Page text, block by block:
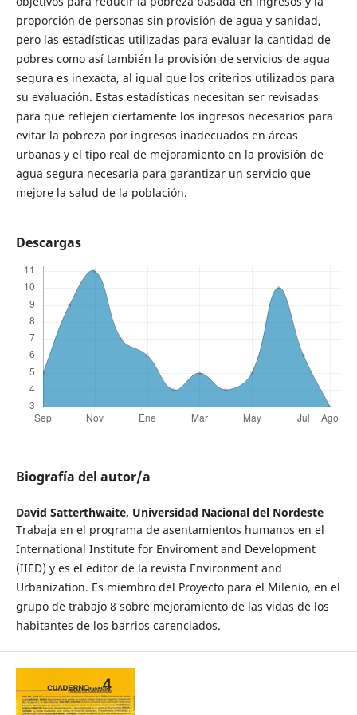
proporción de personas sin provisión de agua y sanidad,
pero las estadísticas utilizadas para evaluar la cantidad de
pobres como así también la provisión de servicios de agua
segura es inexacta, al igual que los criterios utilizados para
su evaluación. Estas estadísticas necesitan ser revisadas
para que reflejen ciertamente los ingresos necesarios para
evitar la pobreza por ingresos inadecuados en áreas
urbanas y el tipo real de mejoramiento en la provisión de
agua segura necesaria para garantizar un servicio que
mejore la salud de la población.
Descargas
Biografía del autor/a
David Satterthwaite, Universidad Nacional del Nordeste
Trabaja en el programa de asentamientos humanos en el
International Institute for Enviroment and Development
(IIED) y es el editor de la revista Environment and
Urbanization. Es miembro del Proyecto para el Milenio, en el
grupo de trabajo 8 sobre mejoramiento de las vidas de los
habitantes de los barrios carenciados.